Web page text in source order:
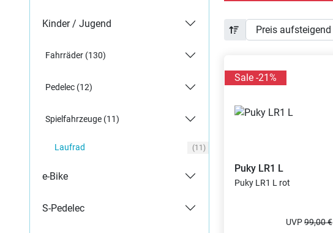
Kinder / Jugend
Fahrräder (130)
Pedelec (12)
Spielfahrzeuge (11)
Laufrad (11)
e-Bike
S-Pedelec
Sale -21%
Puky LR1 L
Puky LR1 L rot
UVP99,00 €